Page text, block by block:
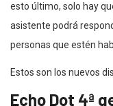
esto último, solo hay
asistente podrá
personas que estén
Estos son los nuevos
Echo Dot 4ª